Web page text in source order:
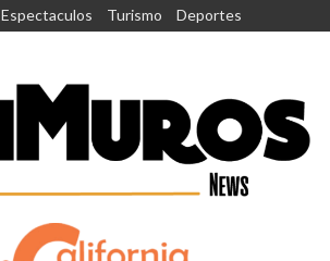
Espectaculos Turismo Deportes